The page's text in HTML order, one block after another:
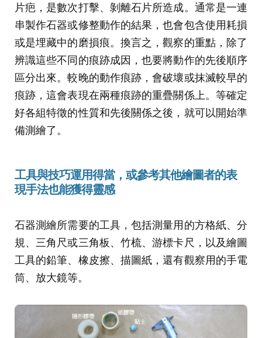
片疤，是數次打擊、剝離石片所造成。通常是一連
串製作石器或修整動作的結果，也會包含使用耗損
或是埋藏中的磨損痕。換言之，觀察的重點，除了
辨識這些不同的痕跡成因，也要將動作的先後順序
區分出來。較晚的動作痕跡，會破壞或抹滅較早的
痕跡，這會表現在兩種痕跡的重疊關係上。等確定
好各組特徵的性質和先後關係之後，就可以開始準
備測繪了。
工具與技巧運用得當，或參考其他繪圖者的表
現手法也能獲得靈感
石器測繪所需要的工具，包括測量用的方格紙、分
規、三角尺或三角板、竹梳、游標卡尺，以及繪圖
工具的鉛筆、橡皮擦、描圖紙，還有觀察用的手電
筒、放大鏡等。